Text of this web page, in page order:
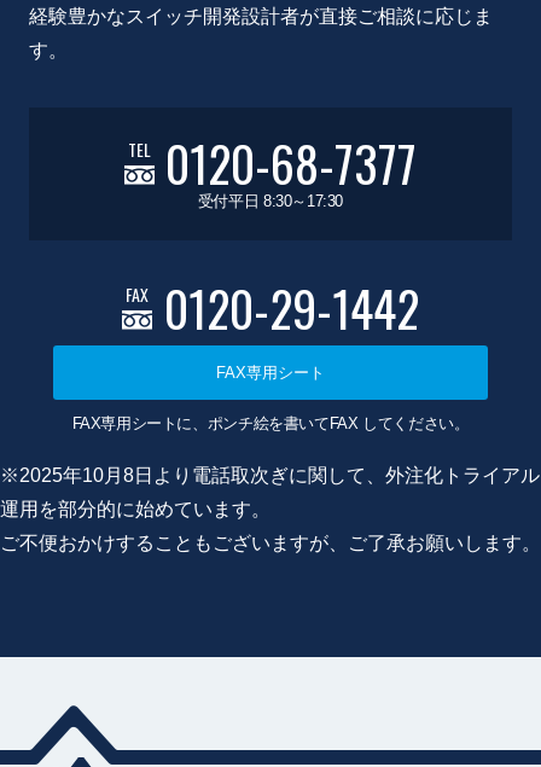
経験豊かなスイッチ開発設計者が直接ご相談に応じま
す。
TEL 0120-68-7377
受付平日 8:30～17:30
FAX 0120-29-1442
FAX専用シート
FAX専用シートに、ポンチ絵を書いてFAX してください。
※2025年10月8日より電話取次ぎに関して、外注化トライアル
運用を部分的に始めています。
ご不便おかけすることもございますが、ご了承お願いします。